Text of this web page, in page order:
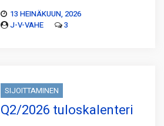
13 HEINÄKUUN, 2026
J-V-VAHE
3
SIJOITTAMINEN
Q2/2026 tuloskalenteri